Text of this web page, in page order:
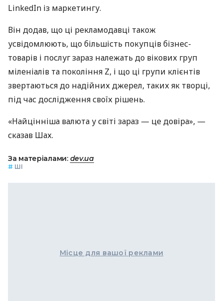
LinkedIn із маркетингу.
Він додав, що ці рекламодавці також
усвідомлюють, що більшість покупців бізнес-
товарів і послуг зараз належать до вікових груп
міленіалів та покоління Z, і що ці групи клієнтів
звертаються до надійних джерел, таких як творці,
під час дослідження своїх рішень.
«Найцінніша валюта у світі зараз — це довіра», —
сказав Шах.
За матеріалами: dev.ua
# ШІ
Місце для вашої реклами